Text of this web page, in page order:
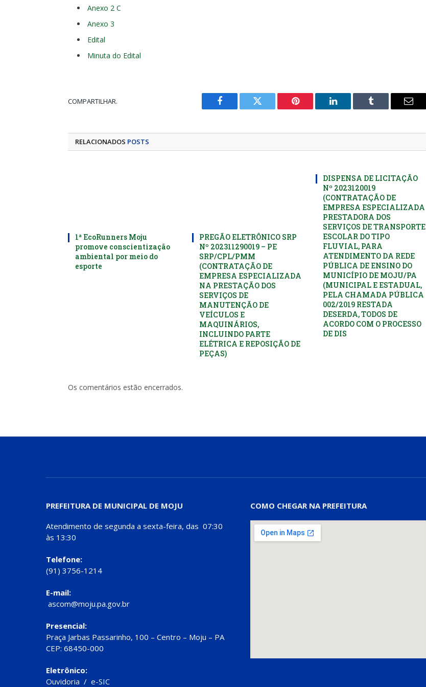
Anexo 2 C
Anexo 3
Edital
Minuta do Edital
COMPARTILHAR.
Facebook Twitter Pinterest LinkedIn Tumblr
E-
RELACIONADOS POSTS
1ª EcoRunners Moju
promove conscientização
ambiental por meio do
esporte
PREGÃO ELETRÔNICO SRP
Nº 202311290019 – PE
SRP/CPL/PMM
(CONTRATAÇÃO DE
EMPRESA ESPECIALIZADA
NA PRESTAÇÃO DOS
SERVIÇOS DE
MANUTENÇÃO DE
VEÍCULOS E
MAQUINÁRIOS,
INCLUINDO PARTE
ELÉTRICA E REPOSIÇÃO DE
PEÇAS)
DISPENSA DE LICITAÇÃO
Nº 2023120019
(CONTRATAÇÃO DE
EMPRESA ESPECIALIZADA
PRESTADORA DOS
SERVIÇOS DE TRANSPORTE
ESCOLAR DO TIPO
FLUVIAL, PARA
ATENDIMENTO DA REDE
PÚBLICA DE ENSINO DO
MUNICÍPIO DE MOJU/PA
(MUNICIPAL E ESTADUAL,
PELA CHAMADA PÚBLICA
002/2019 RESTADA
DESERDA, TODOS DE
ACORDO COM O PROCESSO
DE DIS
Os comentários estão encerrados.
PREFEITURA DE MUNICIPAL DE MOJU
Atendimento de segunda a sexta-feira, das 07:30
às 13:30
Telefone:
(91) 3756-1214
E-mail:
ascom@moju.pa.gov.br
Presencial:
Praça Jarbas Passarinho, 100 – Centro – Moju – PA
CEP: 68450-000
Eletrônico:
Ouvidoria / e-SIC
COMO CHEGAR NA PREFEITURA